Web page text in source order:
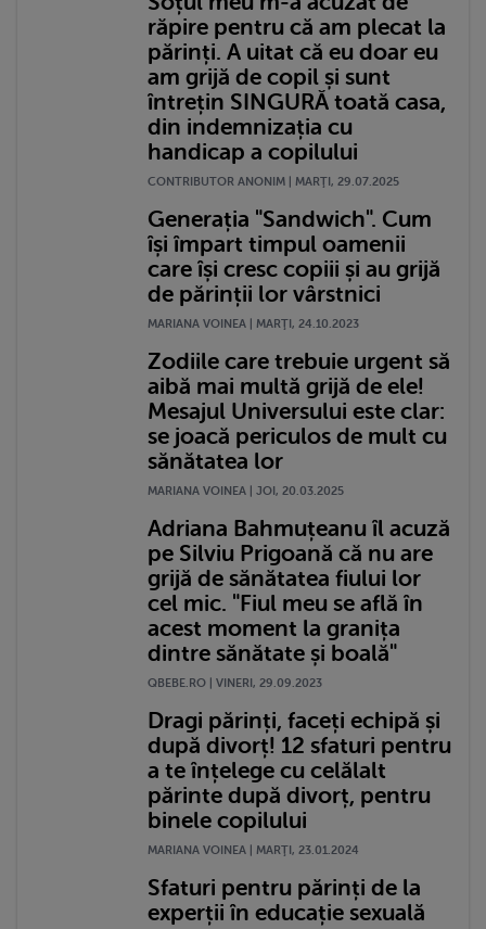
răpire pentru că am plecat la
părinți. A uitat că eu doar eu
am grijă de copil și sunt
întrețin SINGURĂ toată casa,
din indemnizația cu
handicap a copilului
CONTRIBUTOR ANONIM | MARŢI, 29.07.2025
Generația "Sandwich". Cum
își împart timpul oamenii
care își cresc copiii și au grijă
de părinții lor vârstnici
MARIANA VOINEA | MARŢI, 24.10.2023
Zodiile care trebuie urgent să
aibă mai multă grijă de ele!
Mesajul Universului este clar:
se joacă periculos de mult cu
sănătatea lor
MARIANA VOINEA | JOI, 20.03.2025
Adriana Bahmuțeanu îl acuză
pe Silviu Prigoană că nu are
grijă de sănătatea fiului lor
cel mic. "Fiul meu se află în
acest moment la granița
dintre sănătate și boală"
QBEBE.RO | VINERI, 29.09.2023
Dragi părinți, faceți echipă și
după divorț! 12 sfaturi pentru
a te înțelege cu celălalt
părinte după divorț, pentru
binele copilului
MARIANA VOINEA | MARŢI, 23.01.2024
Sfaturi pentru părinți de la
experții în educație sexuală